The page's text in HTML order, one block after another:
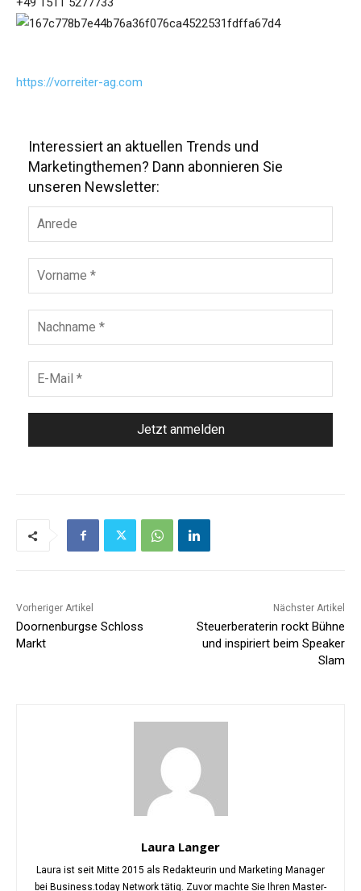
https://vorreiter-ag.com
Interessiert an aktuellen Trends und
Marketingthemen? Dann abonnieren Sie
unseren Newsletter:
Vorheriger Artikel
Doornenburgse Schloss
Markt
Nächster Artikel
Steuerberaterin rockt Bühne
und inspiriert beim Speaker
Slam
Laura Langer
Laura ist seit Mitte 2015 als Redakteurin und Marketing Manager
bei Business.today Network tätig. Zuvor machte Sie Ihren Master-